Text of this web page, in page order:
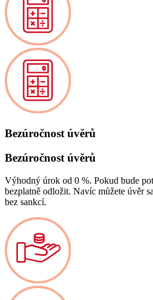
Bezúročnost úvěrů
Bezúročnost úvěrů
Výhodný úrok od 0 %. Pokud bude
bezplatně odložit. Navíc můžete úvěr
bez sankcí.